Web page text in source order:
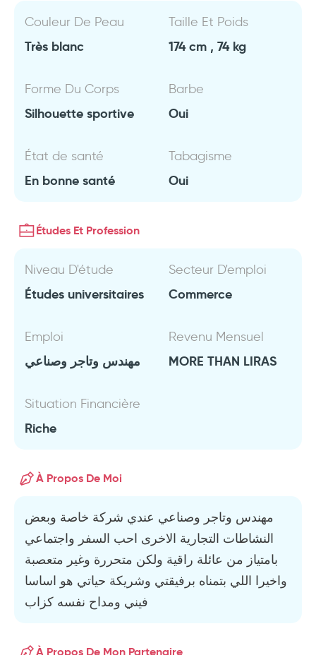
Couleur De Peau
Très blanc
Taille Et Poids
174 cm , 74 kg
Forme Du Corps
Silhouette sportive
Barbe
Oui
État de santé
En bonne santé
Tabagisme
Oui
Études Et Profession
Niveau D'étude
Études universitaires
Secteur D'emploi
Commerce
Emploi
مهندس وتاجر وصناعي
Revenu Mensuel
MORE THAN LIRAS
Situation Financière
Riche
À Propos De Moi
مهندس وتاجر وصناعي عندي شركة خاصة وبعض
النشاطات التجارية الاخرى احب السفر واجتماعي
بامتياز من عائلة راقية ولكن متحررة وغير متعصبة
واخيرا اللي بتمناه برفيقتي وشريكة حياتي هو اساسا
فيني ومداح نفسه كزاب
À Propos De Mon Partenaire